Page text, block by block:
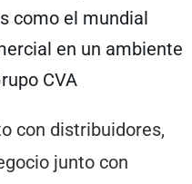
como el mundial
en un ambiente
CVA
con distribuidores,
junto con